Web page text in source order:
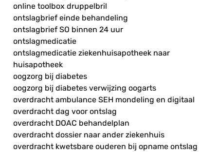
online toolbox druppelbril
ontslagbrief einde behandeling
ontslagbrief SO binnen 24 uur
ontslagmedicatie
ontslagmedicatie ziekenhuisapotheek naar
huisapotheek
oogzorg bij diabetes
oogzorg bij diabetes verwijzing oogarts
overdracht ambulance SEH mondeling en digitaal
overdracht dag voor ontslag
overdracht DOAC behandelplan
overdracht dossier naar ander ziekenhuis
overdracht kwetsbare ouderen bij opname ontslag